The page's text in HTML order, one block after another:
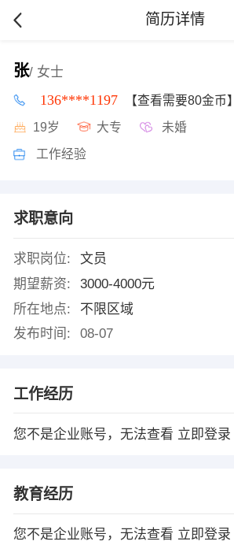
简历详情
张/ 女士
136****1197 【查看需要80金币】
19岁 大专 未婚
工作经验
求职意向
求职岗位:
文员
期望薪资:
3000-4000元
所在地点:
不限区域
发布时间:
08-07
工作经历
您不是企业账号，无法查看 立即登录
教育经历
您不是企业账号，无法查看 立即登录